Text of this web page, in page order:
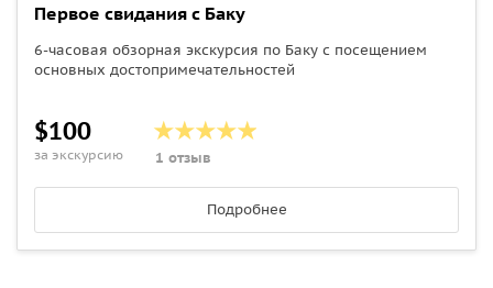
Первое свидания с Баку
6-часовая обзорная экскурсия по Баку с посещением
основных достопримечательностей
$100
за экскурсию 1 отзыв
Подробнее